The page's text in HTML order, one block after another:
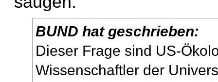
BUND hat geschrieben:
Dieser Frage sind US-
Wissenschaftler der